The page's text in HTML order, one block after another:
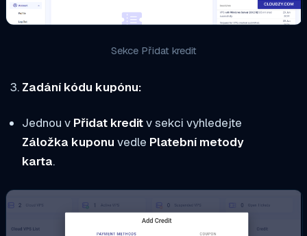
Sekce Přidat kredit
Zadání kódu kupónu:
Jednou v Přidat kreditv sekci vyhledejte
Záložka kuponu vedle Platební metody
karta.